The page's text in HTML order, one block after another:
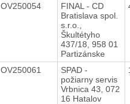
OV250054
FINAL - CD
Bratislava spol.
s.r.o.,
Škultétyho
437/18, 958 01
Partizánske
OV250061
SPAD -
požiarny servis
Vrbnica 43, 072
16 Hatalov